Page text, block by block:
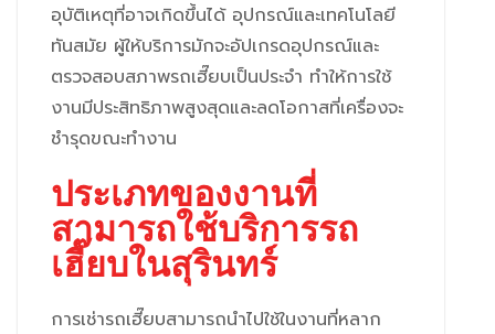
อุบัติเหตุที่อาจเกิดขึ้นได้ อุปกรณ์และเทคโนโลยี
ทันสมัย ผู้ให้บริการมักจะอัปเกรดอุปกรณ์และ
ตรวจสอบสภาพรถเฮี๊ยบเป็นประจำ ทำให้การใช้
งานมีประสิทธิภาพสูงสุดและลดโอกาสที่เครื่องจะ
ชำรุดขณะทำงาน
ประเภทของงานที่
สามารถใช้บริการรถ
เฮี๊ยบในสุรินทร์
การเช่ารถเฮี๊ยบสามารถนำไปใช้ในงานที่หลาก